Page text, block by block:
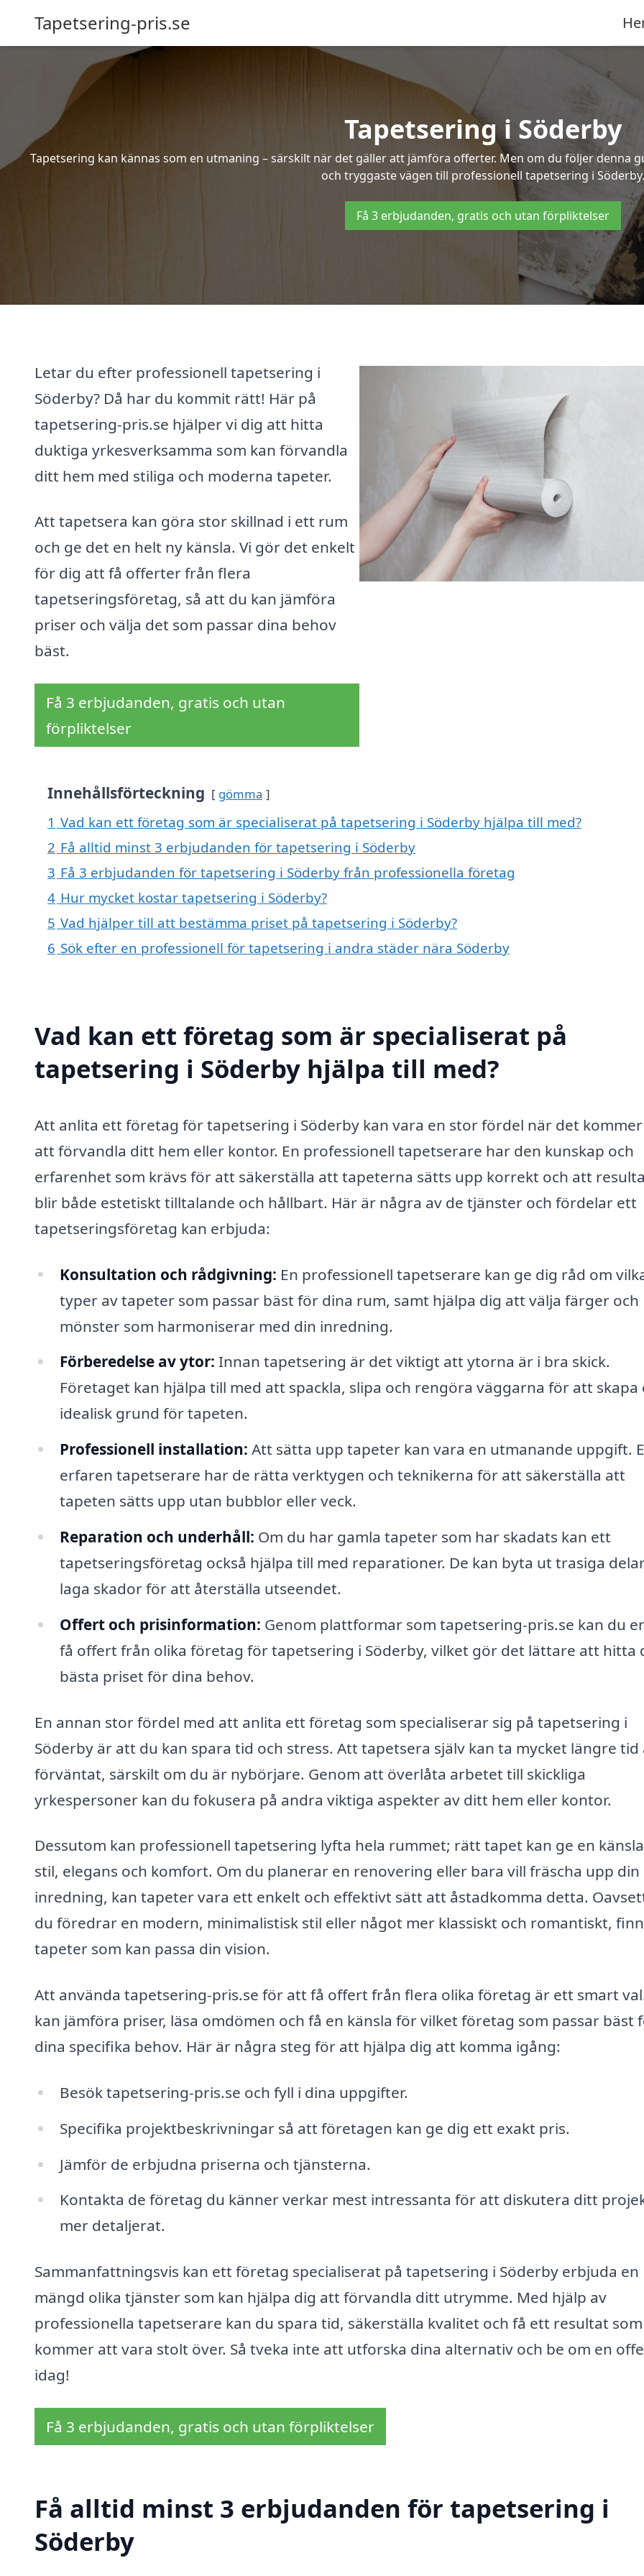
Tapetsering-pris.se
Tapetsering i Söderby
Tapetsering kan kännas som en utmaning – särskilt när det gäller att jämföra offerter. Men om du följer denna
och tryggaste vägen till professionell tapetsering i Söderby.
Få 3 erbjudanden, gratis och utan förpliktelser
Letar du efter professionell tapetsering i
Söderby? Då har du kommit rätt! Här på
tapetsering-pris.se hjälper vi dig att hitta
duktiga yrkesverksamma som kan förvandla
ditt hem med stiliga och moderna tapeter.
Att tapetsera kan göra stor skillnad i ett rum
och ge det en helt ny känsla. Vi gör det enkelt
för dig att få offerter från flera
tapetseringsföretag, så att du kan jämföra
priser och välja det som passar dina behov
bäst.
Få 3 erbjudanden, gratis och utan
förpliktelser
Innehållsförteckning gömma
1 Vad kan ett företag som är specialiserat på tapetsering i Söderby hjälpa till med?
2 Få alltid minst 3 erbjudanden för tapetsering i Söderby
3 Få 3 erbjudanden för tapetsering i Söderby från professionella företag
4 Hur mycket kostar tapetsering i Söderby?
5 Vad hjälper till att bestämma priset på tapetsering i Söderby?
6 Sök efter en professionell för tapetsering i andra städer nära Söderby
Vad kan ett företag som är specialiserat på
tapetsering i Söderby hjälpa till med?
Att anlita ett företag för tapetsering i Söderby kan vara en stor fördel när det
att förvandla ditt hem eller kontor. En professionell tapetserare har den kunskap och
erfarenhet som krävs för att säkerställa att tapeterna sätts upp korrekt och att
blir både estetiskt tilltalande och hållbart. Här är några av de tjänster och fördelar ett
tapetseringsföretag kan erbjuda:
Konsultation och rådgivning: En professionell tapetserare kan ge dig råd om
typer av tapeter som passar bäst för dina rum, samt hjälpa dig att välja färger och
mönster som harmoniserar med din inredning.
Förberedelse av ytor: Innan tapetsering är det viktigt att ytorna är i bra skick.
Företaget kan hjälpa till med att spackla, slipa och rengöra väggarna för att skapa
idealisk grund för tapeten.
Professionell installation: Att sätta upp tapeter kan vara en utmanande uppgift.
erfaren tapetserare har de rätta verktygen och teknikerna för att säkerställa att
tapeten sätts upp utan bubblor eller veck.
Reparation och underhåll: Om du har gamla tapeter som har skadats kan ett
tapetseringsföretag också hjälpa till med reparationer. De kan byta ut trasiga
laga skador för att återställa utseendet.
Offert och prisinformation: Genom plattformar som tapetsering-pris.se kan du
få offert från olika företag för tapetsering i Söderby, vilket gör det lättare att hitta
bästa priset för dina behov.
En annan stor fördel med att anlita ett företag som specialiserar sig på tapetsering i
Söderby är att du kan spara tid och stress. Att tapetsera själv kan ta mycket längre tid
förväntat, särskilt om du är nybörjare. Genom att överlåta arbetet till skickliga
yrkespersoner kan du fokusera på andra viktiga aspekter av ditt hem eller kontor.
Dessutom kan professionell tapetsering lyfta hela rummet; rätt tapet kan ge en
stil, elegans och komfort. Om du planerar en renovering eller bara vill fräscha upp din
inredning, kan tapeter vara ett enkelt och effektivt sätt att åstadkomma detta.
du föredrar en modern, minimalistisk stil eller något mer klassiskt och romantiskt,
tapeter som kan passa din vision.
Att använda tapetsering-pris.se för att få offert från flera olika företag är ett smart
kan jämföra priser, läsa omdömen och få en känsla för vilket företag som passar bäst
dina specifika behov. Här är några steg för att hjälpa dig att komma igång:
Besök tapetsering-pris.se och fyll i dina uppgifter.
Specifika projektbeskrivningar så att företagen kan ge dig ett exakt pris.
Jämför de erbjudna priserna och tjänsterna.
Kontakta de företag du känner verkar mest intressanta för att diskutera ditt
mer detaljerat.
Sammanfattningsvis kan ett företag specialiserat på tapetsering i Söderby erbjuda en
mängd olika tjänster som kan hjälpa dig att förvandla ditt utrymme. Med hjälp av
professionella tapetserare kan du spara tid, säkerställa kvalitet och få ett resultat
kommer att vara stolt över. Så tveka inte att utforska dina alternativ och be om en
idag!
Få 3 erbjudanden, gratis och utan förpliktelser
Få alltid minst 3 erbjudanden för tapetsering i
Söderby